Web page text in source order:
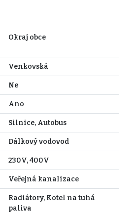
Okraj obce
Venkovská
Ne
Ano
Silnice, Autobus
Dálkový vodovod
230V, 400V
Veřejná kanalizace
Radiátory, Kotel na tuhá
paliva